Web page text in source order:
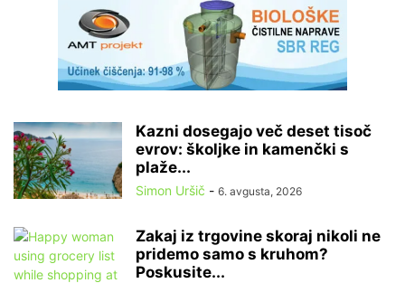
Kazni dosegajo več deset tisoč
evrov: školjke in kamenčki s
plaže...
Simon Uršič - 6. avgusta, 2026
Zakaj iz trgovine skoraj nikoli ne
pridemo samo s kruhom?
Poskusite...